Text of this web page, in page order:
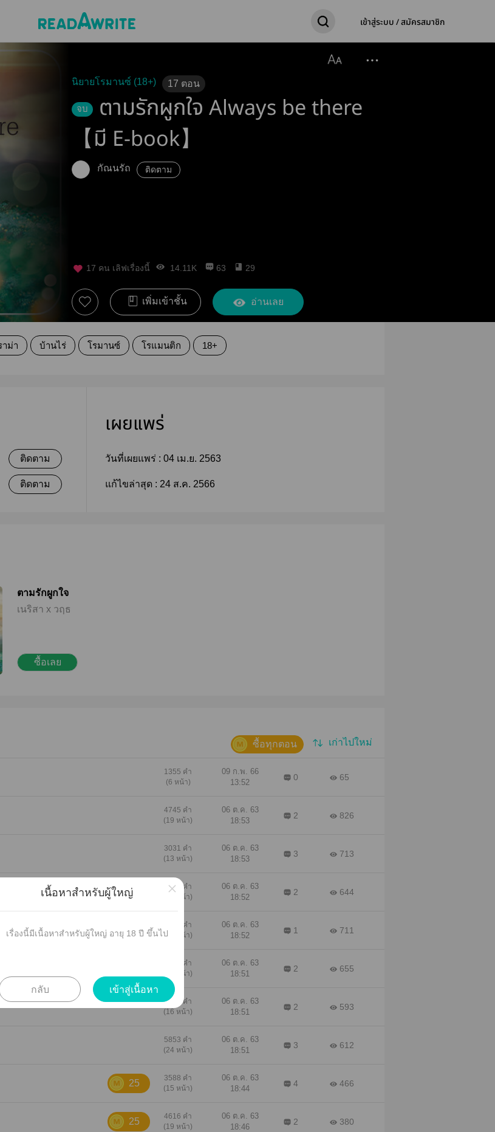
เข้าสู่ระบบ / สมัครสมาชิก
นิยายโรมานซ์ (18+) 17 ตอน
จบ
ตามรักผูกใจ Always be there
【มี E-book】
กัณนรัถ ติดตาม
17 คน เลิฟเรื่องนี้ 14.11K 63 29
เพิ่มเข้าชั้น อ่านเลย
าม่า บ้านไร่ โรมานซ์ โรแมนติก 18+
ติดตาม
ติดตาม
เผยแพร่
วันที่เผยแพร่ : 04 เม.ย. 2563
แก้ไขล่าสุด : 24 ส.ค. 2566
ตามรักผูกใจ
เนริสา x วฤธ
ซื้อเลย
เก่าไปใหม่
ซื้อทุกตอน
1355 คำ
(6 หน้า)
09 ก.พ. 66
13:52
0 65
4745 คำ
(19 หน้า)
06 ต.ค. 63
18:53
2 826
3031 คำ
(13 หน้า)
06 ต.ค. 63
18:53
3 713
3632 คำ
(15 หน้า)
06 ต.ค. 63
18:52
2 644
5673 คำ
(23 หน้า)
06 ต.ค. 63
18:52
1 711
4111 คำ
(17 หน้า)
06 ต.ค. 63
18:51
2 655
3964 คำ
(16 หน้า)
06 ต.ค. 63
18:51
2 593
5853 คำ
(24 หน้า)
06 ต.ค. 63
18:51
3 612
25
3588 คำ
(15 หน้า)
06 ต.ค. 63
18:44
4 466
25
4616 คำ
(19 หน้า)
06 ต.ค. 63
18:46
2 380
เนื้อหาสำหรับผู้ใหญ่
เรื่องนี้มีเนื้อหาสำหรับผู้ใหญ่ อายุ 18 ปี ขึ้นไป
กลับ เข้าสู่เนื้อหา
×